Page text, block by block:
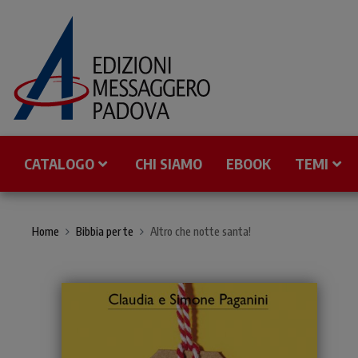
CATALOGO CHI SIAMO EBOOK TEMI
Home Bibbia per te Altro che notte santa!